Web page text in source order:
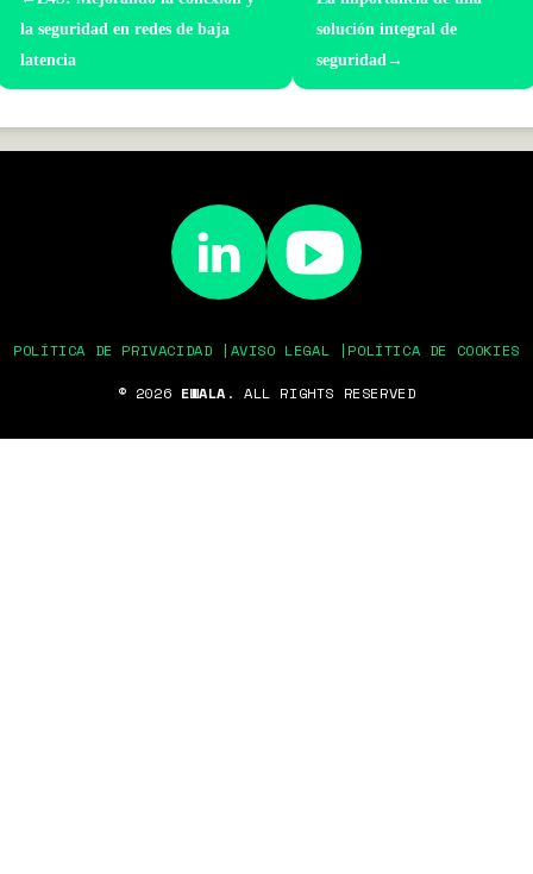
la seguridad en redes de baja
latencia
solución integral de
seguridad→
POLÍTICA DE PRIVACIDAD | AVISO LEGAL | POLÍTICA DE COOKIES
© 2026 EWALA . ALL RIGHTS RESERVED